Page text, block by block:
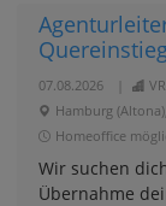
07.08.2026
Hamburg
Homeoffice
Wir suchen
Übernahme